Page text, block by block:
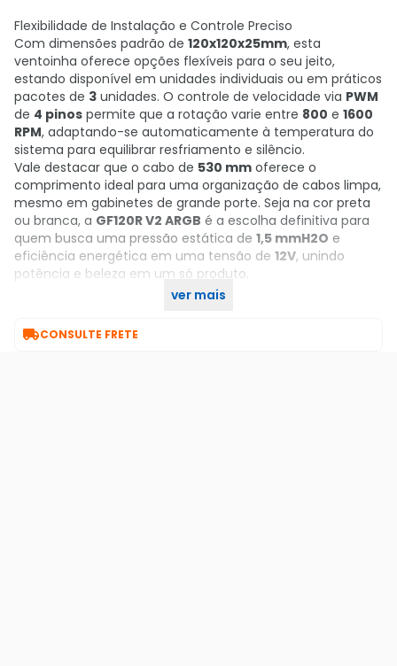
Flexibilidade de Instalação e Controle Preciso
Com dimensões padrão de 120x120x25mm, esta
ventoinha oferece opções flexíveis para o seu jeito,
estando disponível em unidades individuais ou em práticos
pacotes de 3 unidades. O controle de velocidade via PWM
de 4 pinos permite que a rotação varie entre 800 e 1600
RPM, adaptando-se automaticamente à temperatura do
sistema para equilibrar resfriamento e silêncio.
Vale destacar que o cabo de 530 mm oferece o
comprimento ideal para uma organização de cabos limpa,
mesmo em gabinetes de grande porte. Seja na cor preta
ou branca, a GF120R V2 ARGB é a escolha definitiva para
quem busca uma pressão estática de 1,5 mmH2O e
eficiência energética em uma tensão de 12V, unindo
potência e beleza em um só produto.
ver mais
CONSULTE FRETE